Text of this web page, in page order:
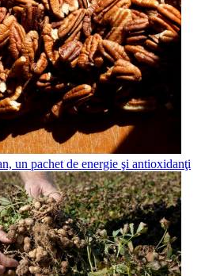
un pachet de energie şi antioxidanţi